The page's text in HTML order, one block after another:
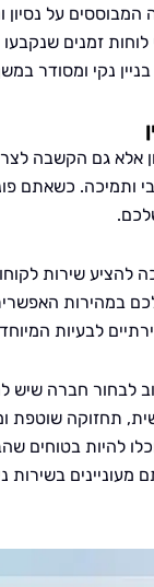
המבוססים על
לוחות זמנים
נקי ומסודר
אלא גם הקשבה
כשאתם
להציע שירות
במהירות
לבעיות
לבחור חברה שיש
תחזוקה
להיות בטוחים
בשירות